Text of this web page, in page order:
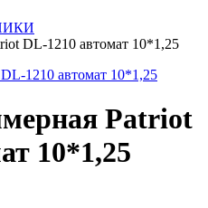
DL-1210 автомат 10*1,25
Patriot
10*1,25